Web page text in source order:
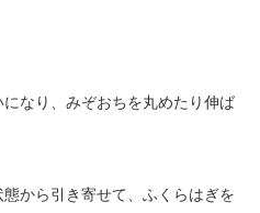
なり、みぞおちを丸めたり伸ば
から引き寄せて、ふくらはぎを